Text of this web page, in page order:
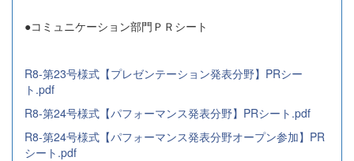
●コミュニケーション部門ＰＲシート
R8-第23号様式【プレゼンテーション発表分野】PRシー
ト.pdf
R8-第24号様式【パフォーマンス発表分野】PRシート.pdf
R8-第24号様式【パフォーマンス発表分野オープン参加】PR
シート.pdf